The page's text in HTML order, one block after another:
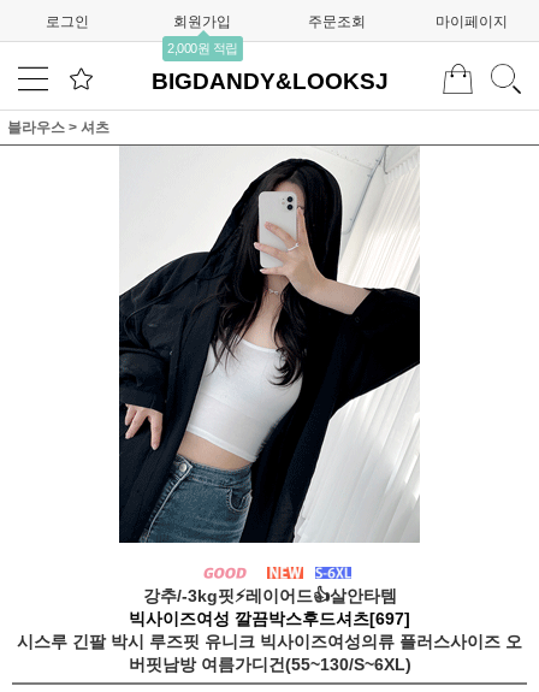
로그인 회원가입
2,000원 적립
주문조회 마이페이지
BIGDANDY&LOOKSJ
블라우스 > 셔츠
강추/-3kg핏⚡레이어드👍살안타템
빅사이즈여성 깔끔박스후드셔츠[697]
시스루 긴팔 박시 루즈핏 유니크 빅사이즈여성의류 플러스사이즈 오
버핏남방 여름가디건(55~130/S~6XL)